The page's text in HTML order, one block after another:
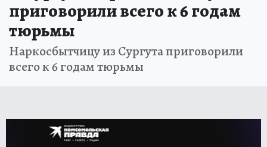
приговорили всего к 6 годам
тюрьмы
Наркосбытчицу из Сургута приговорили
всего к 6 годам тюрьмы